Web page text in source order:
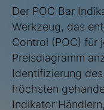
Der POC Bar
Werkzeug, das
Control (POC) für
Preisdiagramm
Identifizierung
höchsten
Indikator